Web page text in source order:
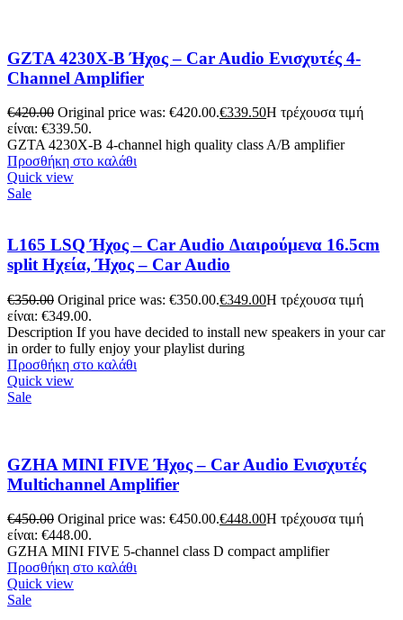
GZTA 4230X-B Ήχος – Car Audio Ενισχυτές 4-
Channel Amplifier
€420.00 Original price was: €420.00.€339.50Η τρέχουσα τιμή
είναι: €339.50.
GZTA 4230X-B 4-channel high quality class A/B amplifier
Προσθήκη στο καλάθι
Quick view
Sale
L165 LSQ Ήχος – Car Audio Διαιρούμενα 16.5cm
split Ηχεία, Ήχος – Car Audio
€350.00 Original price was: €350.00.€349.00Η τρέχουσα τιμή
είναι: €349.00.
Description If you have decided to install new speakers in your car
in order to fully enjoy your playlist during
Προσθήκη στο καλάθι
Quick view
Sale
GZHA MINI FIVE Ήχος – Car Audio Ενισχυτές
Multichannel Amplifier
€450.00 Original price was: €450.00.€448.00Η τρέχουσα τιμή
είναι: €448.00.
GZHA MINI FIVE 5-channel class D compact amplifier
Προσθήκη στο καλάθι
Quick view
Sale